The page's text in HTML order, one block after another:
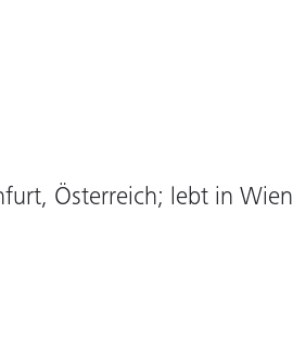
Österreich; lebt in Wien